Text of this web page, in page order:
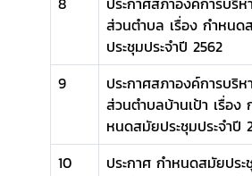
ส่วนตำบล เรื่อง กำหนด
ประชุมประจำปี 2562
9
ประกาศสภาองค์การบริห
ส่วนตําบลบ้านเป้า เรื่อง
หนดสมัยประชุมประจําปี
10
ประกาศ กำหนดสมัยประ